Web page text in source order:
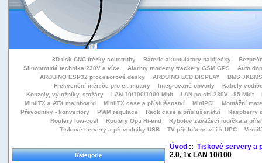
3D tisk CNC frézky soustruhy Baterie akumulátory nabíječky
Silnoproudá technika 230V a více
Alarmy modemy trackery GSM GPS
Auto
ARDUINO ESP32 procesorové desky
ARDUINO LCD DISPLAY
BMS
Frekvenční měniče pro el. motory
Integrované obvody
Kabely
Konzoly, výložníky, stožáry
LAN 10/100/1000 Mbit LAN po síti 230V - 85 Mbit
MiniITX a ATX mainboard
MiniITX case a příslušenství MiniPCI
Montážní
Převodníky - konvertory
PWM regulace Rack case a příslušenství
Raspberry
Routery low-cost
Routery Opti Hi-end
Rybolov zavážecí lodička a přísl
Tiskové servery a převodníky USB
TV příslušenství i k UPC
Kategorie
Úvod:: Tiskové servery a
2.0, 1x LAN 10/100